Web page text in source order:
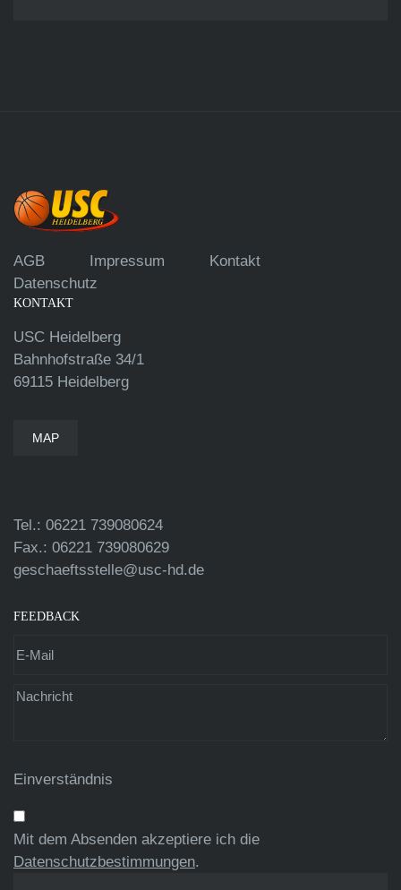
AGB Impressum
Kontakt
Datenschutz
KONTAKT
USC Heidelberg
Bahnhofstraße 34/1
69115 Heidelberg
MAP
Tel.: 06221 739080624
Fax.: 06221 739080629
geschaeftsstelle@usc-hd.de
FEEDBACK
Einverständnis
Mit dem Absenden akzeptiere ich die
Datenschutzbestimmungen.